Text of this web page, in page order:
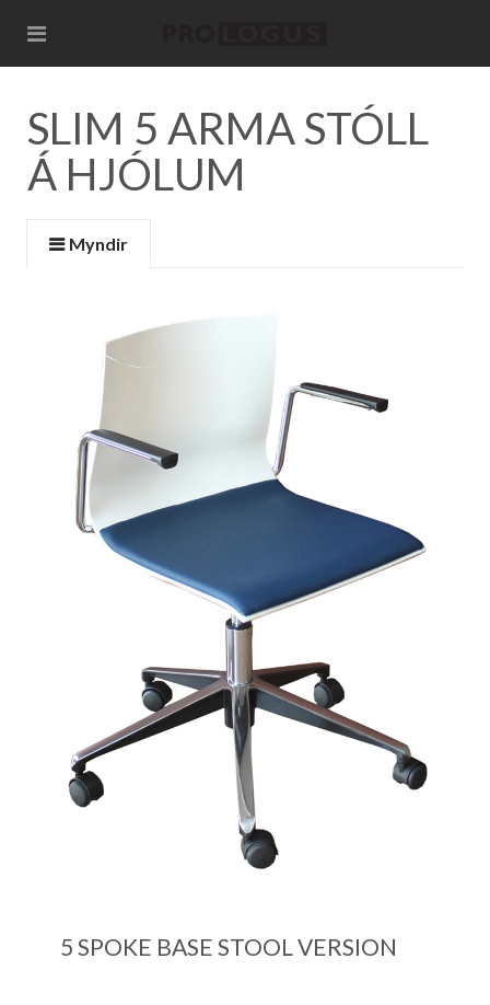
SLIM 5 ARMA STÓLL
Á HJÓLUM
Myndir
5 SPOKE BASE STOOL VERSION